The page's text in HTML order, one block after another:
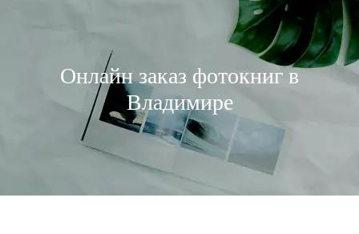
Онлайн заказ фотокниг в
Владимире